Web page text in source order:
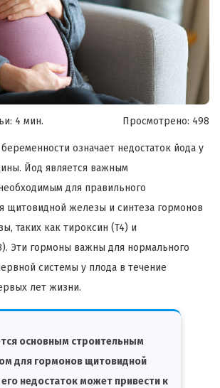
4 мин. Просмотрено: 498
означает недостаток йода у
Йод является важным
для правильного
щитовидной железы и синтеза гормонов
таких как тироксин (T4) и
Эти гормоны важны для нормального
системы у плода в течение
лет жизни.
основным строительным
для гормонов щитовидной
недостаток может привести к